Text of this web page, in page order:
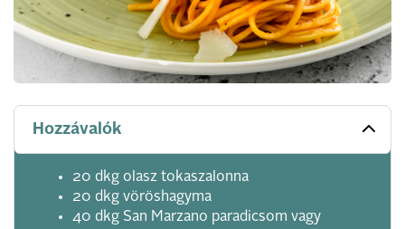
Hozzávalók
20 dkg olasz tokaszalonna
20 dkg vöröshagyma
40 dkg San Marzano paradicsom vagy